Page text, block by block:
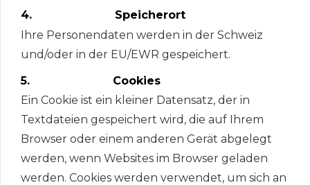
4. Speicherort
Ihre Personendaten werden in der Schweiz
und/oder in der EU/EWR gespeichert.
5. Cookies
Ein Cookie ist ein kleiner Datensatz, der in
Textdateien gespeichert wird, die auf Ihrem
Browser oder einem anderen Gerät abgelegt
werden, wenn Websites im Browser geladen
werden. Cookies werden verwendet, um sich an